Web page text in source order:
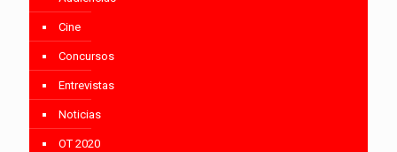
Cine
Concursos
Entrevistas
Noticias
OT 2020